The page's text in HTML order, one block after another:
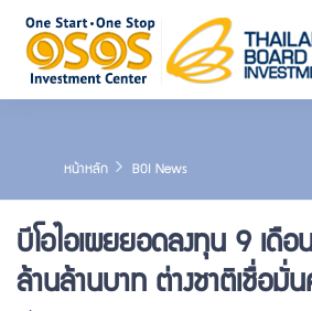
หน้าหลัก BOI News
บีโอไอเผยยอดลงทุน 9 เดือ
ล้านล้านบาท ต่างชาติเชื่อมั่